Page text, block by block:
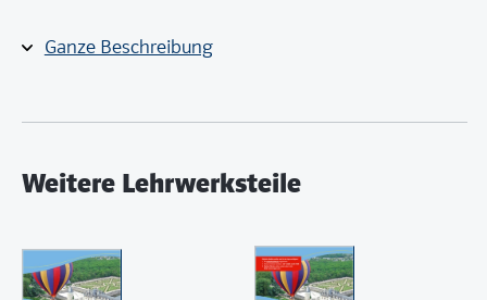
Ganze Beschreibung
Weitere Lehrwerksteile